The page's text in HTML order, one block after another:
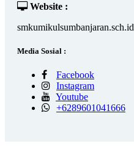
Website :
smkumikulsumbanjaran.sch.id
Media Sosial :
Facebook
Instagram
Youtube
+6289601041666